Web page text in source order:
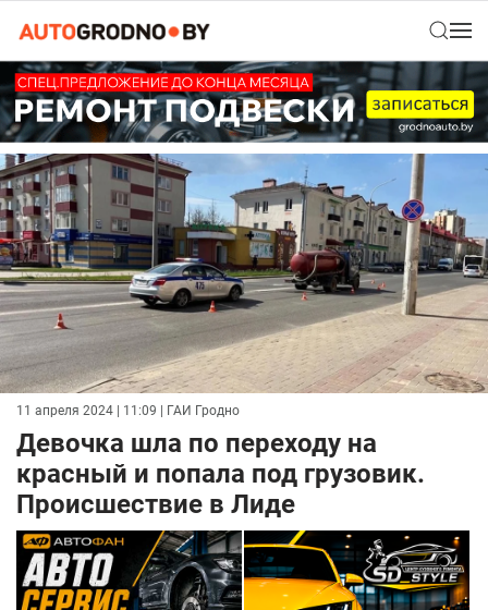
11 апреля 2024 | 11:09 | ГАИ Гродно
Девочка шла по переходу на
красный и попала под грузовик.
Происшествие в Лиде